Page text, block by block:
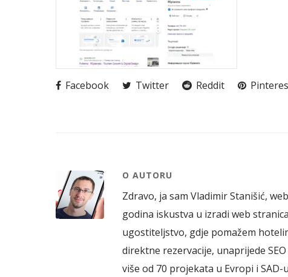
Facebook Twitter Reddit
O AUTORU
Zdravo, ja sam Vladimir Stanišić,
godina iskustva u izradi web
ugostiteljstvo, gdje pomažem
direktne rezervacije, unaprijede
više od 70 projekata u Evropi i